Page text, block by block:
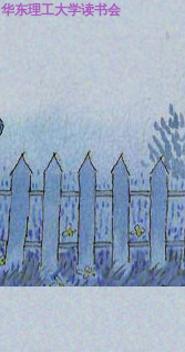
华东理工大学读书会